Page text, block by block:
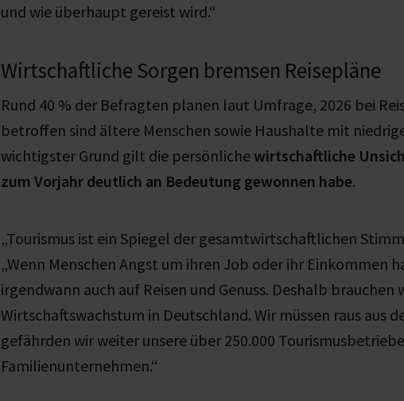
und wie überhaupt gereist wird.“
Wirtschaftliche Sorgen bremsen Reisepläne
Rund 40 % der Befragten planen laut Umfrage, 2026 bei
betroffen sind ältere Menschen sowie Haushalte mit
wichtigster Grund gilt die persönliche wirtschaftliche
zum Vorjahr deutlich an Bedeutung gewonnen habe.
„Tourismus ist ein Spiegel der gesamtwirtschaftlichen
„Wenn Menschen Angst um ihren Job oder ihr Einkommen
irgendwann auch auf Reisen und Genuss. Deshalb
Wirtschaftswachstum in Deutschland. Wir müssen raus aus
gefährden wir weiter unsere über 250.000
Familienunternehmen.“